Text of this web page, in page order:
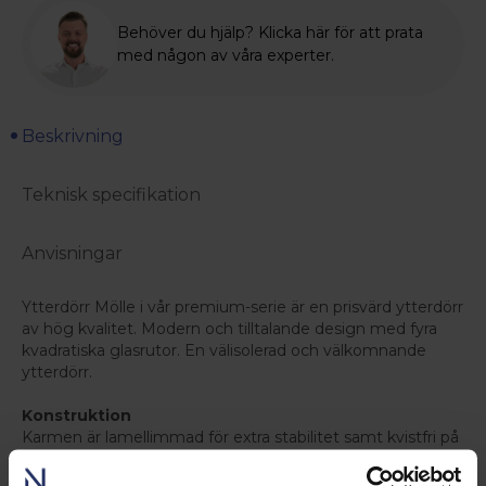
Behöver du hjälp? Klicka här för att prata
med någon av våra experter.
Beskrivning
Teknisk specifikation
Anvisningar
Ytterdörr Mölle i vår premium-serie är en prisvärd ytterdörr
av hög kvalitet. Modern och tilltalande design med fyra
kvadratiska glasrutor. En välisolerad och välkomnande
ytterdörr.
Konstruktion
Karmen är lamellimmad för extra stabilitet samt kvistfri på
på 62mm och är uppbyggt med 55mm isolering och